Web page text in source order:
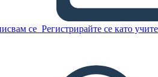
се Регистрирайте се като
השפעות
този Storyboard